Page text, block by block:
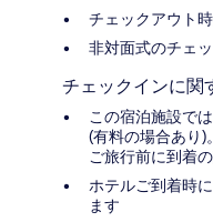
チェックアウト
非対面式のチェ
チェックインに関
この宿泊施設で
(有料の場合あり)
ご旅行前に到着
ホテルご到着時
ます